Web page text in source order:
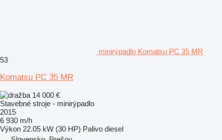
minirýpadlo Komatsu PC 35 MR
53
Komatsu PC 35 MR
14 000 €
Stavebné stroje - minirýpadlo
2015
6 930 m/h
Výkon 22.05 kW (30 HP) Palivo diesel